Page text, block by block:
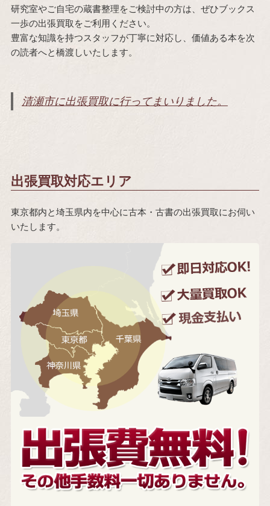
研究室やご自宅の蔵書整理をご検討中の方は、ぜひブックス
一歩の出張買取をご利用ください。
豊富な知識を持つスタッフが丁寧に対応し、価値ある本を次
の読者へと橋渡しいたします。
清瀬市に出張買取に行ってまいりました。
出張買取対応エリア
東京都内と埼玉県内を中心に古本・古書の出張買取にお伺い
いたします。